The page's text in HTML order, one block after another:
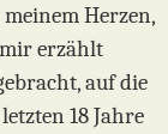
Herzen,
mir erzählt
auf die
18 Jahre